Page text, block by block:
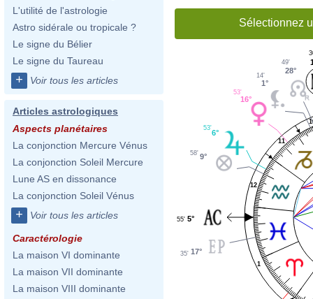
L'utilité de l'astrologie
Astro sidérale ou tropicale ?
Le signe du Bélier
Le signe du Taureau
+ Voir tous les articles
Articles astrologiques
Aspects planétaires
La conjonction Mercure Vénus
La conjonction Soleil Mercure
Lune AS en dissonance
La conjonction Soleil Vénus
+ Voir tous les articles
Caractérologie
La maison VI dominante
La maison VII dominante
La maison VIII dominante
Sélectionnez
1
11
12
28°
49'
1°
14'
16°
53'
6°
53'
9°
58'
5°
55'
17°
35'